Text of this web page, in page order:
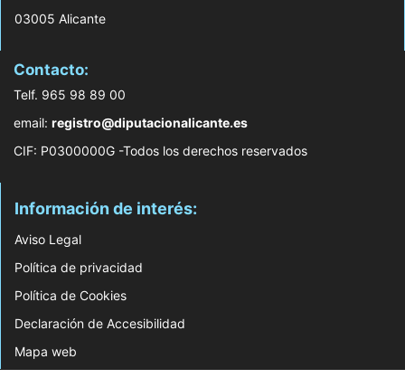
03005 Alicante
Contacto:
Telf. 965 98 89 00
email: registro@diputacionalicante.es
CIF: P0300000G -Todos los derechos reservados
Información de interés:
Aviso Legal
Política de privacidad
Política de Cookies
Declaración de Accesibilidad
Mapa web